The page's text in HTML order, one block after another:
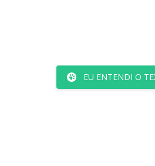
EU ENTENDI O